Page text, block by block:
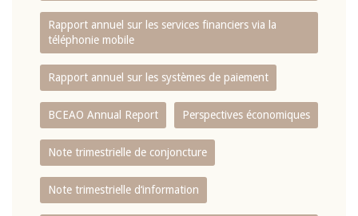
Rapport annuel sur les services financiers via la
téléphonie mobile
Rapport annuel sur les systèmes de paiement
BCEAO Annual Report Perspectives économiques
Note trimestrielle de conjoncture
Note trimestrielle d‘information